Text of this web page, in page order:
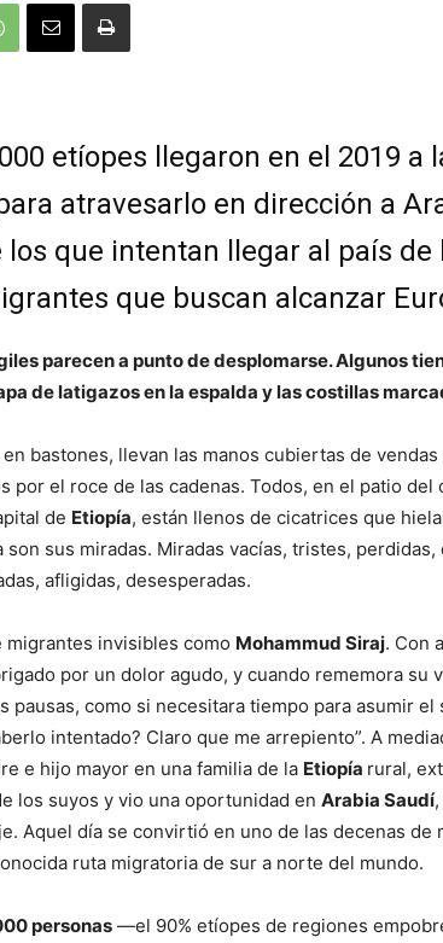
etíopes llegaron en el 2019 a
atravesarlo en dirección a
los que intentan llegar al país de
que buscan alcanzar
parecen a punto de desplomarse. Algunos
de latigazos en la espalda y las costillas
bastones, llevan las manos cubiertas de
por el roce de las cadenas. Todos, en el patio
de Etiopía, están llenos de cicatrices que
son sus miradas. Miradas vacías, tristes,
afligidas, desesperadas.
migrantes invisibles como Mohammud Siraj. Con
por un dolor agudo, y cuando rememora su
pausas, como si necesitara tiempo para asumir el
intentado? Claro que me arrepiento”. A
e hijo mayor en una familia de la Etiopía rural,
los suyos y vio una oportunidad en Arabia Saudí
Aquel día se convirtió en uno de las decenas de
ruta migratoria de sur a norte del mundo.
personas —el 90% etíopes de regiones